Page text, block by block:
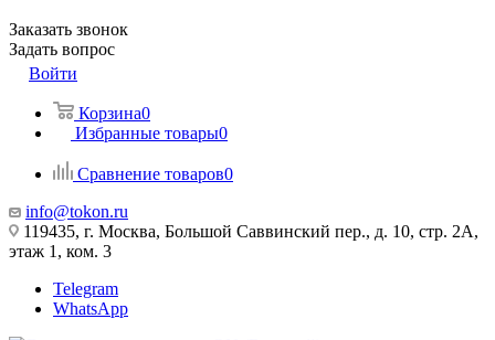
Заказать звонок
Задать вопрос
Войти
Корзина0
Избранные товары0
Сравнение товаров0
info@tokon.ru
119435, г. Москва, Большой Саввинский пер., д. 10, стр. 2А,
этаж 1, ком. 3
Telegram
WhatsApp